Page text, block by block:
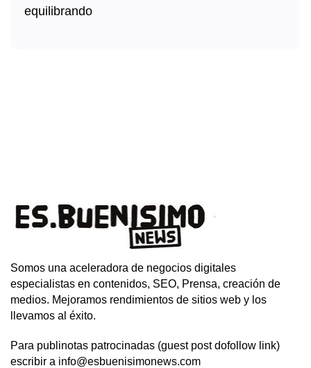
Somos una aceleradora de negocios digitales
especialistas en contenidos, SEO, Prensa, creación de
medios. Mejoramos rendimientos de sitios web y los
llevamos al éxito.
Para publinotas patrocinadas (guest post dofollow link)
escribir a info@esbuenisimonews.com